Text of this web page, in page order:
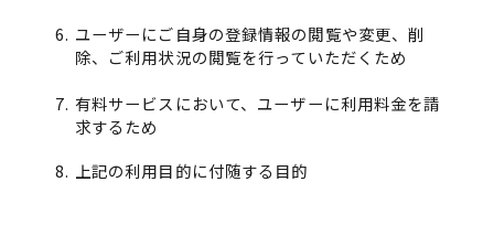
ユーザーにご自身の登録情報の閲覧や変更、削
除、ご利用状況の閲覧を行っていただくため
有料サービスにおいて、ユーザーに利用料金を請
求するため
上記の利用目的に付随する目的